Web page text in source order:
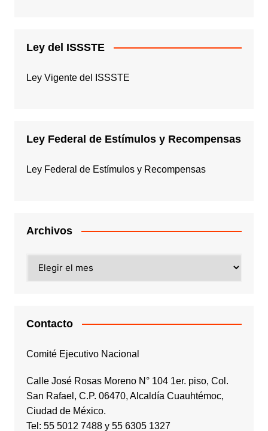
Ley del ISSSTE
Ley Vigente del ISSSTE
Ley Federal de Estímulos y Recompensas
Ley Federal de Estímulos y Recompensas
Archivos
Contacto
Comité Ejecutivo Nacional
Calle José Rosas Moreno N° 104 1er. piso, Col.
San Rafael, C.P. 06470, Alcaldía Cuauhtémoc,
Ciudad de México.
Tel: 55 5012 7488 y 55 6305 1327